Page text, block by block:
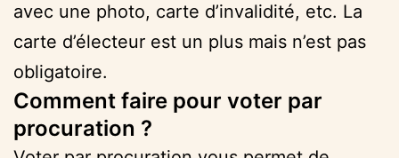
avec une photo, carte d’invalidité, etc. La
carte d’électeur est un plus mais n’est pas
obligatoire.
Comment faire pour voter par
procuration ?